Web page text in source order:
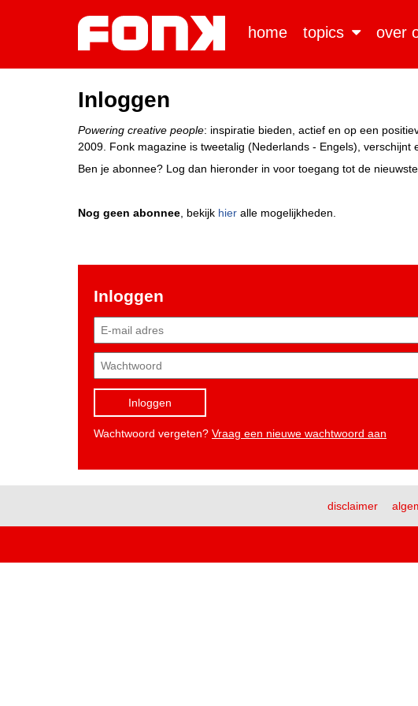
home topics over
Inloggen
Powering creative people: inspiratie bieden, actief en op een
2009. Fonk magazine is tweetalig (Nederlands - Engels), verschijnt
Ben je abonnee? Log dan hieronder in voor toegang tot de
Nog geen abonnee , bekijk hier alle mogelijkheden.
Inloggen
Inloggen
Wachtwoord vergeten? Vraag een nieuwe wachtwoord aan
disclaimer